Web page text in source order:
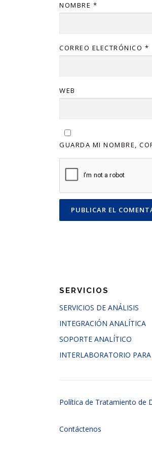
NOMBRE *
CORREO ELECTRÓNICO *
WEB
GUARDA MI NOMBRE,
SERVICIOS
SERVICIOS DE ANÁLISIS
INTEGRACIÓN ANALÍTICA
SOPORTE ANALÍTICO
INTERLABORATORIO
Política de Tratamiento de
Contáctenos